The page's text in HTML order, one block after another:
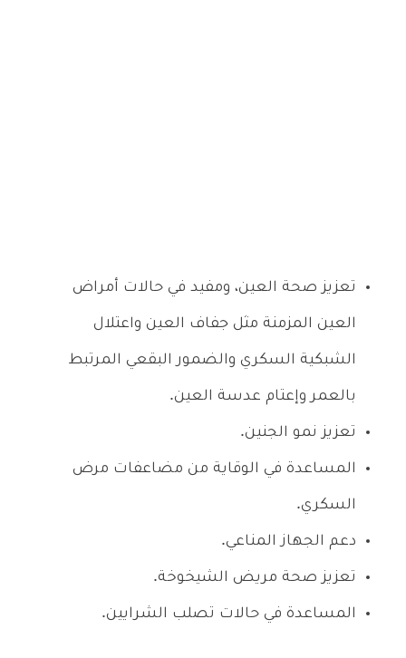
تعزيز صحة العين، ومفيد في حالات أمراض
العين المزمنة مثل جفاف العين واعتلال
الشبكية السكري والضمور البقعي المرتبط
بالعمر وإعتام عدسة العين.
تعزيز نمو الجنين.
المساعدة في الوقاية من مضاعفات مرض
السكري.
دعم الجهاز المناعي.
تعزيز صحة مريض الشيخوخة.
المساعدة في حالات تصلب الشرايين.